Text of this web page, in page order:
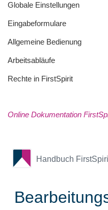
Globale Einstellungen
Eingabeformulare
Allgemeine Bedienung
Arbeitsabläufe
Rechte in FirstSpirit
Online Dokumentation
Handbuch